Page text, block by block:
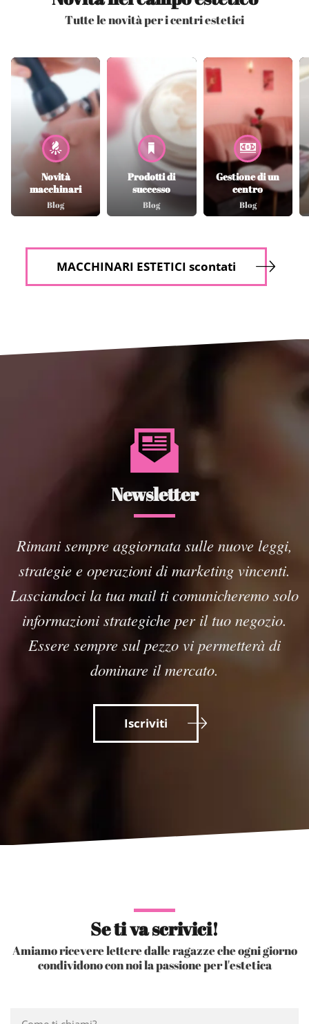
Tutte le novità per i centri estetici
Novità
macchinari
Blog
Prodotti di
successo
Blog
Gestione di un
centro
Blog
MACCHINARI ESTETICI scontati
Newsletter
Rimani sempre aggiornata sulle nuove leggi,
strategie e operazioni di marketing vincenti.
Lasciandoci la tua mail ti comunicheremo solo
informazioni strategiche per il tuo negozio.
Essere sempre sul pezzo vi permetterà di
dominare il mercato.
Iscriviti
Se ti va scrivici!
Amiamo ricevere lettere dalle ragazze che ogni giorno
condividono con noi la passione per l'estetica